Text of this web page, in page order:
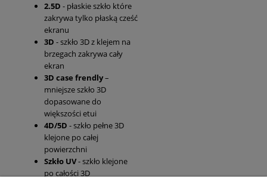
2.5D - płaskie szkło które
zakrywa tylko płaską cześć
ekranu
3D - szkło 3D z klejem na
brzegach zakrywa cały
ekran
3D case frendly–
mniejsze szkło 3D
dopasowane do
większości etui
4D/5D - szkło pełne 3D
klejone po całej
powierzchni
Szkło UV- szkło klejone
po całości 3D